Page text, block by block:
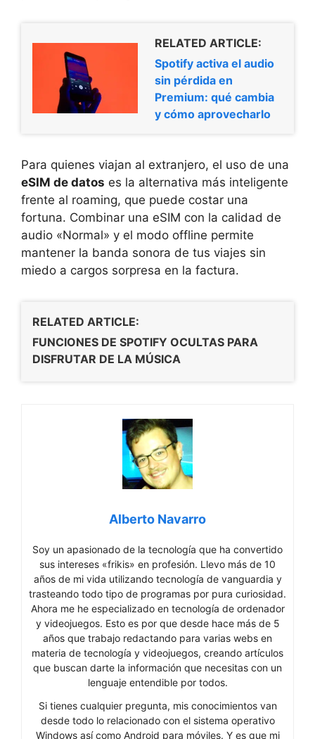
RELATED ARTICLE:
Spotify activa el audio
sin pérdida en
Premium: qué cambia
y cómo aprovecharlo
Para quienes viajan al extranjero, el uso de una
eSIM de datos es la alternativa más inteligente
frente al roaming, que puede costar una
fortuna. Combinar una eSIM con la calidad de
audio «Normal» y el modo offline permite
mantener la banda sonora de tus viajes sin
miedo a cargos sorpresa en la factura.
RELATED ARTICLE:
FUNCIONES DE SPOTIFY OCULTAS PARA
DISFRUTAR DE LA MÚSICA
Alberto Navarro
Soy un apasionado de la tecnología que ha convertido
sus intereses «frikis» en profesión. Llevo más de 10
años de mi vida utilizando tecnología de vanguardia y
trasteando todo tipo de programas por pura curiosidad.
Ahora me he especializado en tecnología de ordenador
y videojuegos. Esto es por que desde hace más de 5
años que trabajo redactando para varias webs en
materia de tecnología y videojuegos, creando artículos
que buscan darte la información que necesitas con un
lenguaje entendible por todos.
Si tienes cualquier pregunta, mis conocimientos van
desde todo lo relacionado con el sistema operativo
Windows así como Android para móviles. Y es que mi